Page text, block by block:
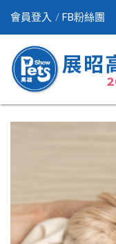
會員登入 FB粉絲團